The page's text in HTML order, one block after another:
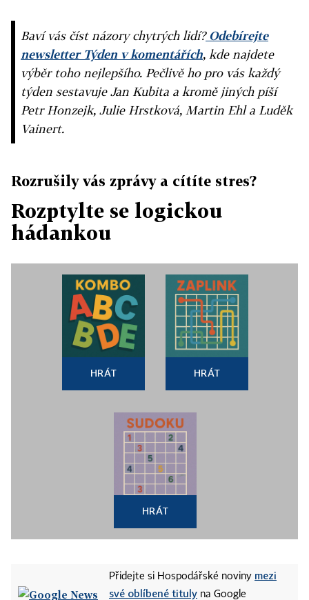
Baví vás číst názory chytrých lidí?Odebírejte
newsletter Týden v komentářích, kde najdete
výběr toho nejlepšího. Pečlivě ho pro vás každý
týden sestavuje Jan Kubita a kromě jiných píší
Petr Honzejk, Julie Hrstková, Martin Ehl a Luděk
Vainert.
Rozrušily vás zprávy a cítíte stres?
Rozptylte se logickou
hádankou
HRÁT HRÁT
HRÁT
Přidejte si Hospodářské noviny mezi
své oblíbené tituly na Google